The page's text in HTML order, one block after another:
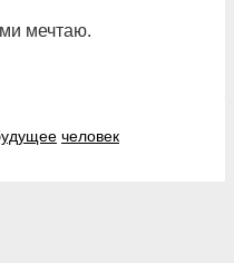
мечтаю.
человек